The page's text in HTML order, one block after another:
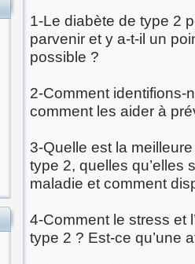
1-Le diabète de type 2
parvenir et y a-t-il un
possible ?
2-Comment identifions-
comment les aider à
3-Quelle est la
type 2, quelles qu’elles
maladie et comment
4-Comment le stress et
type 2 ? Est-ce qu’une